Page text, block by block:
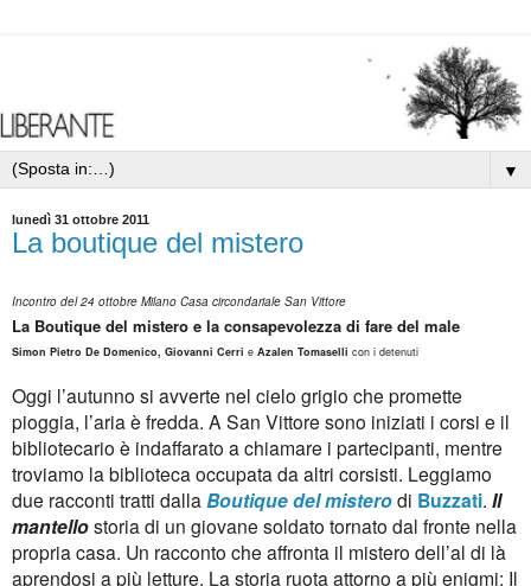
▼
lunedì 31 ottobre 2011
La boutique del mistero
Incontro del 24 ottobre Milano Casa circondariale San Vittore
La Boutique del mistero e la consapevolezza di fare del male
Simon Pietro De Domenico, Giovanni Cerri e Azalen Tomaselli con i detenuti
Oggi l’autunno si avverte nel cielo grigio che promette
pioggia, l’aria è fredda. A San Vittore sono iniziati i corsi e il
bibliotecario è indaffarato a chiamare i partecipanti, mentre
troviamo la biblioteca occupata da altri corsisti. Leggiamo
due racconti tratti dallaBoutique del misterodi Buzzati. Il
mantellostoria di un giovane soldato tornato dal fronte nella
propria casa. Un racconto che affronta il mistero dell’al di là
aprendosi a più letture. La storia ruota attorno a più enigmi: Il